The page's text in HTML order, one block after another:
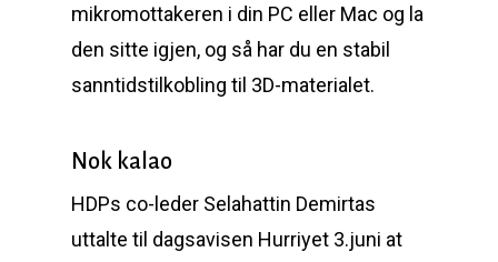
mikromottakeren i din PC eller Mac og la
den sitte igjen, og så har du en stabil
sanntidstilkobling til 3D-materialet.
Nok kalao
HDPs co-leder Selahattin Demirtas
uttalte til dagsavisen Hurriyet 3.juni at